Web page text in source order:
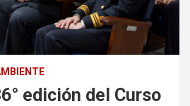
edición del Curso